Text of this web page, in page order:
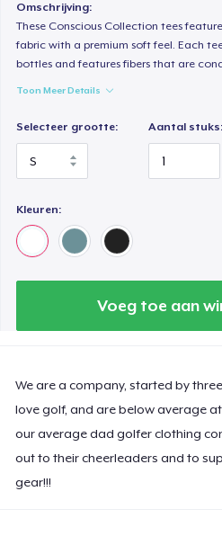
Omschrijving:
These Conscious Collection tees
fabric with a premium soft feel. Each
bottles and features fibers that are
Toon Meer Details
Selecteer grootte: Aantal stuks:
Kleuren:
Voeg toe aan
We are a company, started by
love golf, and are below average
our average dad golfer clothing
out to their cheerleaders and to
gear!!!
US$ 44,99
Triblend Tee
US$ 25,99
US$ 26,99
Premium V-Neck Tee
US$ 23,99